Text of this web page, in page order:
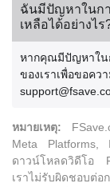
ฉันมีปัญหาในกา
เหลือได้อย่างไร
หากคุณมีปัญหาใน
ของเราเพื่อขอคว
หมายเหตุ:
Meta Platforms,
ดาวน์โหลดวิดีโอ
เราไม่รับผิดชอบ